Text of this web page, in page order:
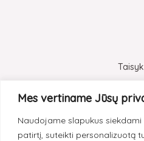
Mes vertiname Jūsų
Naudojame slapukus
patirtį, suteikti personalizuotą